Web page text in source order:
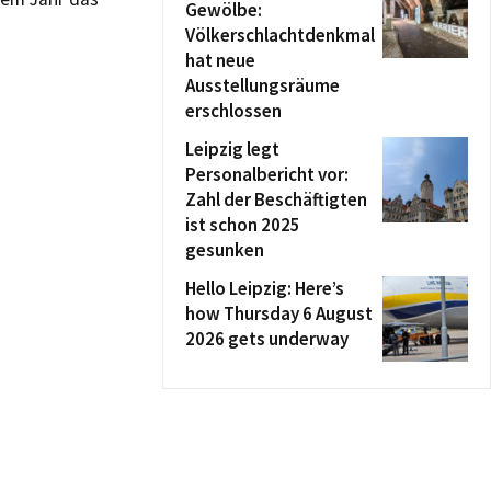
Gewölbe:
Völkerschlachtdenkmal
hat neue
Ausstellungsräume
erschlossen
Leipzig legt
Personalbericht vor:
Zahl der Beschäftigten
ist schon 2025
gesunken
Hello Leipzig: Here’s
how Thursday 6 August
2026 gets underway